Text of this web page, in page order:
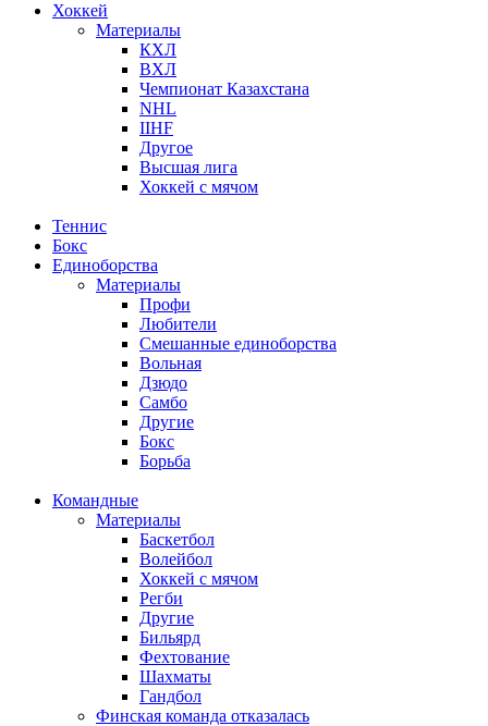
Хоккей
Материалы
КХЛ
ВХЛ
Чемпионат Казахстана
NHL
IIHF
Другое
Высшая лига
Хоккей с мячом
Теннис
Бокс
Единоборства
Материалы
Профи
Любители
Смешанные единоборства
Вольная
Дзюдо
Самбо
Другие
Бокс
Борьба
Командные
Материалы
Баскетбол
Волейбол
Хоккей с мячом
Регби
Другие
Бильярд
Фехтование
Шахматы
Гандбол
Финская команда отказалась